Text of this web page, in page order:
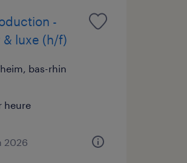
-
luxe (h/f)
bas-rhin
heure
2026